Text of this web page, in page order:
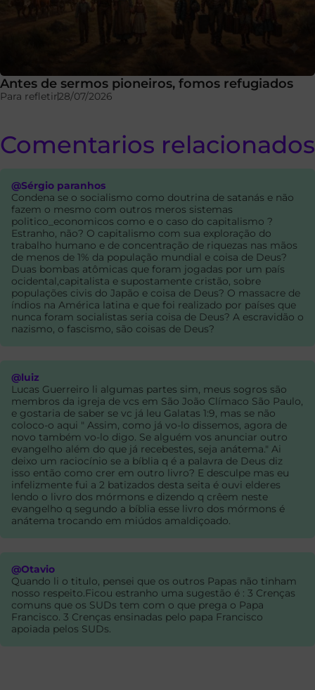
Antes de sermos pioneiros, fomos refugiados
Para refletir28/07/2026
Comentarios relacionados
@Sérgio paranhos
Condena se o socialismo como doutrina de satanás e não
fazem o mesmo com outros meros sistemas
politico_economicos como e o caso do capitalismo ?
Estranho, não? O capitalismo com sua exploração do
trabalho humano e de concentração de riquezas nas mãos
de menos de 1% da população mundial e coisa de Deus?
Duas bombas atômicas que foram jogadas por um país
ocidental,capitalista e supostamente cristão, sobre
populações civis do Japão e coisa de Deus? O massacre de
índios na América latina e que foi realizado por países que
nunca foram socialistas seria coisa de Deus? A escravidão o
nazismo, o fascismo, são coisas de Deus?
@luiz
Lucas Guerreiro li algumas partes sim, meus sogros são
membros da igreja de vcs em São João Clímaco São Paulo,
e gostaria de saber se vc já leu Galatas 1:9, mas se não
coloco-o aqui " Assim, como já vo-lo dissemos, agora de
novo também vo-lo digo. Se alguém vos anunciar outro
evangelho além do que já recebestes, seja anátema." Ai
deixo um raciocínio se a bíblia q é a palavra de Deus diz
isso então como crer em outro livro? E desculpe mas eu
infelizmente fui a 2 batizados desta seita é ouvi elderes
lendo o livro dos mórmons e dizendo q crêem neste
evangelho q segundo a bíblia esse livro dos mórmons é
anátema trocando em miúdos amaldiçoado.
@Otavio
Quando li o titulo, pensei que os outros Papas não tinham
nosso respeito.Ficou estranho uma sugestão é : 3 Crenças
comuns que os SUDs tem com o que prega o Papa
Francisco. 3 Crenças ensinadas pelo papa Francisco
apoiada pelos SUDs.